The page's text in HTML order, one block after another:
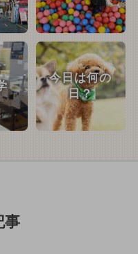
今日は何の
日？
事